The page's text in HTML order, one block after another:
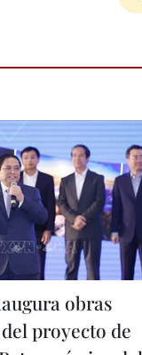
obras
proyecto de